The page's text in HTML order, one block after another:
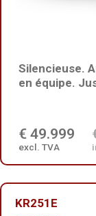
Silencieuse.
en équipe.
€ 49.999
excl. TVA
KR251E